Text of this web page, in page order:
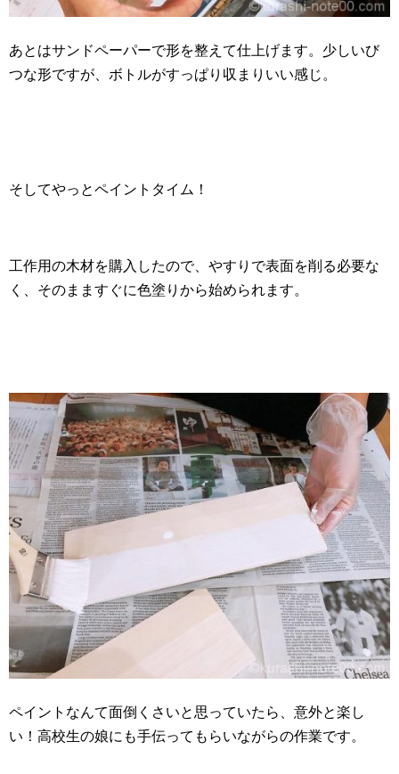
あとはサンドペーパーで形を整えて仕上げます。少しいび
つな形ですが、ボトルがすっぱり収まりいい感じ。
そしてやっとペイントタイム！
工作用の木材を購入したので、やすりで表面を削る必要な
く、そのまますぐに色塗りから始められます。
ペイントなんて面倒くさいと思っていたら、意外と楽し
い！高校生の娘にも手伝ってもらいながらの作業です。